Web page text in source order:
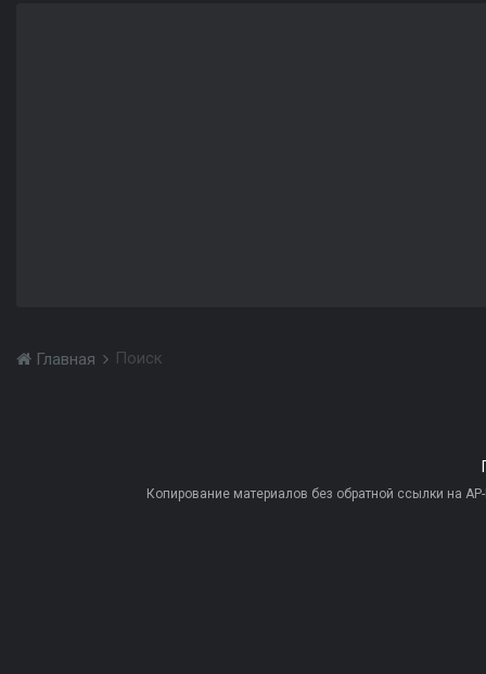
Главная Поиск
Копирование материалов без обратной ссылки на